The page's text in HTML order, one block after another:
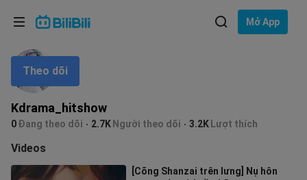
Mở App
Kdrama_hitshow
0Đang theo dõi 2.7K Người theo dõi 3.2K Lượt thích
Theo dõi
Videos
[Cõng Shanzai trên lưng] Nụ hôn
Ngôn ngữ: Tiếng Việt
Lựa chọn ngôn ngữ
English
ภาษาไทย
Tiếng Việt